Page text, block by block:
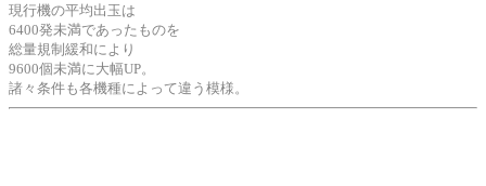
現行機の平均出玉は
6400発未満であったものを
総量規制緩和により
9600個未満に大幅UP。
諸々条件も各機種によって違う模様。